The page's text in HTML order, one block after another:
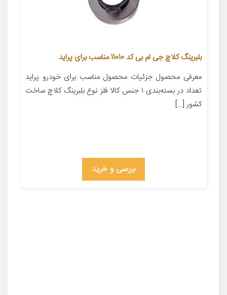
بلبرینگ کلاچ جی ام بی کد 11010 مناسب برای پراید
معرفی محصول جزئیات محصول مناسب برای خودرو پراید
تعداد در بسته‌بندی ۱ جنس کالا فلز نوع بلبرینگ کلاچ ساخت
کشور […]
بررسی و خرید